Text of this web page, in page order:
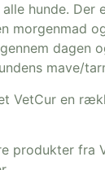
hunde.
mave/
en